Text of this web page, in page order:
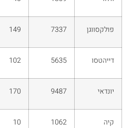
פולקסווגן 7337
149
דייהטסו 5635
102
יונדאי 9487
170
קיה 1062
10